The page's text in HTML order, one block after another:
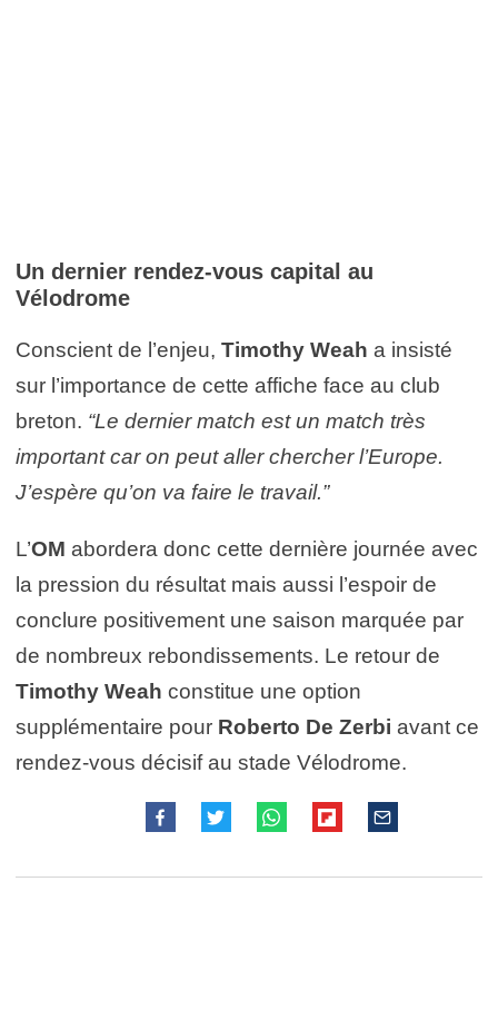
Un dernier rendez-vous capital au
Vélodrome
Conscient de l’enjeu, Timothy Weah a insisté
sur l’importance de cette affiche face au club
breton. “Le dernier match est un match très
important car on peut aller chercher l’Europe.
J’espère qu’on va faire le travail.”
L’OM abordera donc cette dernière journée avec
la pression du résultat mais aussi l’espoir de
conclure positivement une saison marquée par
de nombreux rebondissements. Le retour de
Timothy Weah constitue une option
supplémentaire pour Roberto De Zerbi avant ce
rendez-vous décisif au stade Vélodrome.